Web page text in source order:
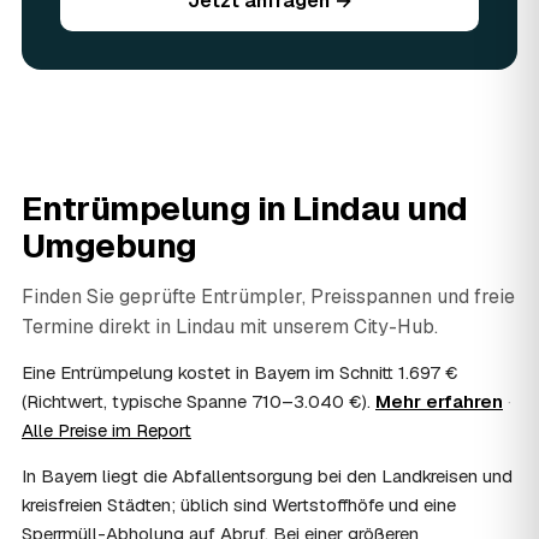
Sie vorhandene Wertsachen einfach in der Anfrage an.
AWL Zentrum vermittelt nur die Entrümpler und ersetzt
keine Steuerberatung — die konkrete Anrechnung klären
Sie mit Ihrem Finanzamt oder Steuerberater.
Kosten?
Im Einzelfall ist das möglich — etwa bei einer
Wohnungsauflösung im Rahmen von Sozialhilfe oder
einem vom Amt veranlassten Umzug. Wichtig: Den Antrag
stellen Sie vor Auftragserteilung beim zuständigen Amt
und holen die Kostenübernahme schriftlich ein. AWL
über die Kostenübernahme.
08 Bekomme ich einen Entsorgungsnachweis?
Entrümpelung in Lindau und
Umgebung
Finden Sie geprüfte Entrümpler, Preisspannen und freie
Termine direkt in Lindau mit unserem City-Hub.
Eine Entrümpelung kostet in Bayern im Schnitt 1.697 €
(Richtwert, typische Spanne 710–3.040 €). Mehr erfahren ·
Alle Preise im Report
In Bayern liegt die Abfallentsorgung bei den Landkreisen und
kreisfreien Städten; üblich sind Wertstoffhöfe und eine
Sperrmüll-Abholung auf Abruf. Bei einer größeren